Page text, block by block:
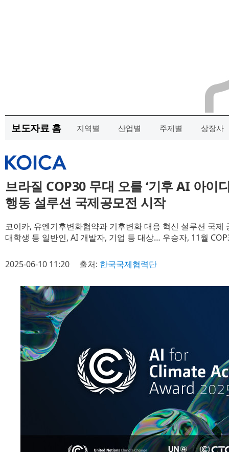
보도자료 홈 지역별 산업별 주제별 상장사
브라질 COP30 무대 오를 ‘기후 AI 아이
행동 설루션 국제공모전 시작
코이카, 유엔기후변화협약과 기후변화 대응 혁신 설루션 국제
대학생 등 일반인, AI 개발자, 기업 등 대상… 우승자, 11월
2025-06-10 11:20 출처: 한국국제협력단